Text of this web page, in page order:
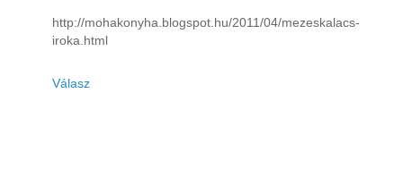
http://mohakonyha.blogspot.hu/2011/04/mezeskalacs-
iroka.html
Válasz